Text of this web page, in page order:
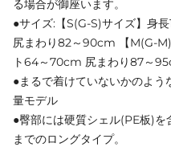
る場合が御座います。
●サイズ:【S(G-S)サイズ】身
尻まわり82～90cm 【M(G-
ト64～70cm 尻まわり87～
●まるで着けていないかのよ
量モデル
●臀部には硬質シェル(PE板)
までのロングタイプ。